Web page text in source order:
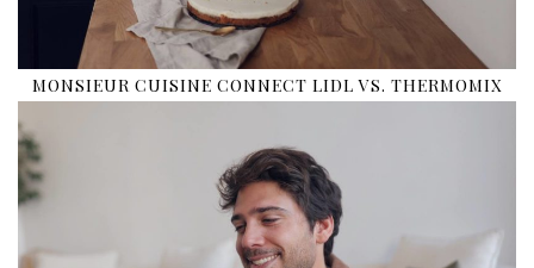
MONSIEUR CUISINE CONNECT LIDL VS. THERMOMIX